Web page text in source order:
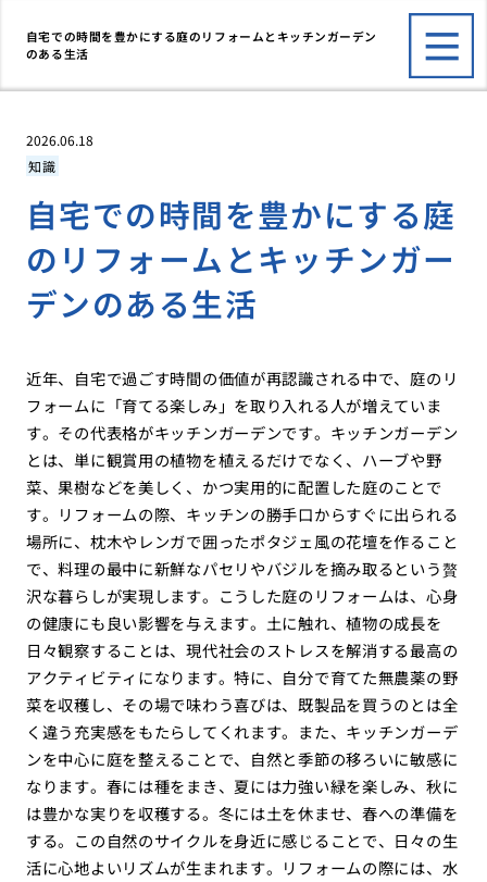
自宅での時間を豊かにする庭のリフォームとキッチンガーデン
のある生活
2026.06.18
知識
自宅での時間を豊かにする庭
のリフォームとキッチンガー
デンのある生活
近年、自宅で過ごす時間の価値が再認識される中で、庭のリ
フォームに「育てる楽しみ」を取り入れる人が増えていま
す。その代表格がキッチンガーデンです。キッチンガーデン
とは、単に観賞用の植物を植えるだけでなく、ハーブや野
菜、果樹などを美しく、かつ実用的に配置した庭のことで
す。リフォームの際、キッチンの勝手口からすぐに出られる
場所に、枕木やレンガで囲ったポタジェ風の花壇を作ること
で、料理の最中に新鮮なパセリやバジルを摘み取るという贅
沢な暮らしが実現します。こうした庭のリフォームは、心身
の健康にも良い影響を与えます。土に触れ、植物の成長を
日々観察することは、現代社会のストレスを解消する最高の
アクティビティになります。特に、自分で育てた無農薬の野
菜を収穫し、その場で味わう喜びは、既製品を買うのとは全
く違う充実感をもたらしてくれます。また、キッチンガーデ
ンを中心に庭を整えることで、自然と季節の移ろいに敏感に
なります。春には種をまき、夏には力強い緑を楽しみ、秋に
は豊かな実りを収穫する。冬には土を休ませ、春への準備を
する。この自然のサイクルを身近に感じることで、日々の生
活に心地よいリズムが生まれます。リフォームの際には、水